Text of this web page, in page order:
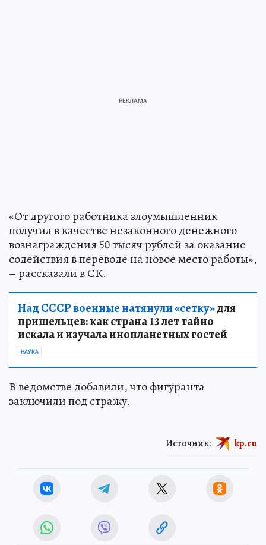
«От другого работника злоумышленник
получил в качестве незаконного денежного
вознаграждения 50 тысяч рублей за оказание
содействия в переводе на новое место работы»,
– рассказали в СК.
Над СССР военные натянули «сетку»для
пришельцев: как страна 13 лет тайно
искала и изучала инопланетных гостей
НАУКА
В ведомстве добавили, что фигуранта
заключили под стражу.
Источник: kp.ru